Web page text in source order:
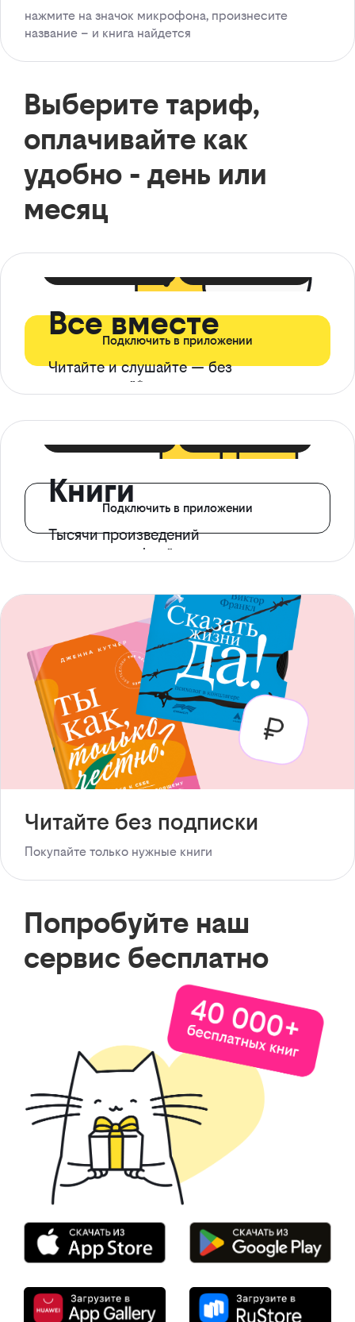
нажмите на значок микрофона, произнесите
название – и книга найдется
Выберите тариф,
оплачивайте как
удобно - день или
месяц
Все вместе
Читайте и слушайте — без
ограничений*
Подключить в приложении
Книги
Тысячи произведений
с доступом офлайн
Подключить в приложении
Читайте без подписки
Покупайте только нужные книги
Попробуйте наш
сервис бесплатно